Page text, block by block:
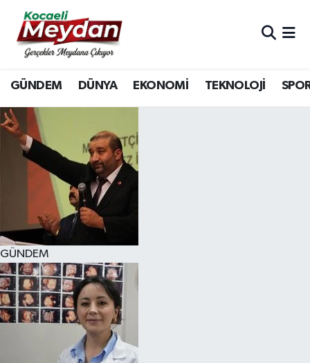
GÜNDEM DÜNYA EKONOMİ TEKNOLOJİ
GÜNDEM
Nöbetçi Eczaneler
Hava Durumu
Trafik Durumu
Süper Lig Puan Durumu ve Fikstür
Tüm Manşetler
Son Dakika Haberleri
Haber Arşivi